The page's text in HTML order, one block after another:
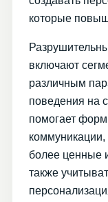
которые
включают
различным
поведения на
помогает
более ценные
также